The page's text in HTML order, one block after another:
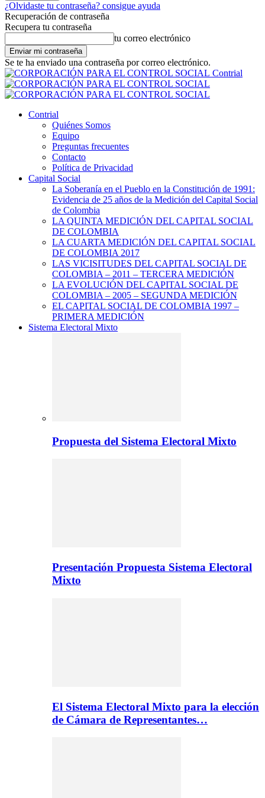
¿Olvidaste tu contraseña? consigue ayuda
Recuperación de contraseña
Recupera tu contraseña
tu correo electrónico
Se te ha enviado una contraseña por correo electrónico.
Contrial
Contrial
Quiénes Somos
Equipo
Preguntas frecuentes
Contacto
Política de Privacidad
Capital Social
La Soberanía en el Pueblo en la Constitución de 1991:
Evidencia de 25 años de la Medición del Capital Social
de Colombia
LA QUINTA MEDICIÓN DEL CAPITAL SOCIAL
DE COLOMBIA
LA CUARTA MEDICIÓN DEL CAPITAL SOCIAL
DE COLOMBIA 2017
LAS VICISITUDES DEL CAPITAL SOCIAL DE
COLOMBIA – 2011 – TERCERA MEDICIÓN
LA EVOLUCIÓN DEL CAPITAL SOCIAL DE
COLOMBIA – 2005 – SEGUNDA MEDICIÓN
EL CAPITAL SOCIAL DE COLOMBIA 1997 –
PRIMERA MEDICIÓN
Sistema Electoral Mixto
Propuesta del Sistema Electoral Mixto
Presentación Propuesta Sistema Electoral
Mixto
El Sistema Electoral Mixto para la elección
de Cámara de Representantes…